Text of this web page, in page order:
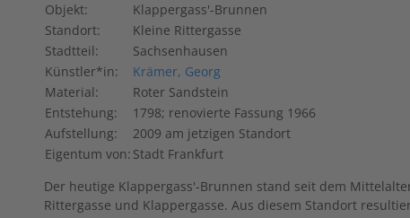
Objekt:
Klappergass'-Brunnen
Standort:
Kleine Rittergasse
Stadtteil:
Sachsenhausen
Künstler*in:
Krämer, Georg
Material:
Roter Sandstein
Entstehung:
1798; renovierte Fassung 1966
Aufstellung:
2009 am jetzigen Standort
Eigentum von: Stadt Frankfurt
Der heutige Klappergass'-Brunnen stand seit dem
Rittergasse und Klappergasse. Aus diesem Standort